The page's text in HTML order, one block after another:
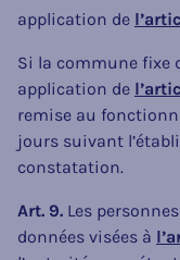
application de
Si la commune fixe
application de
remise au
jours suivant
constatation.
Art. 9. Les
données visées à